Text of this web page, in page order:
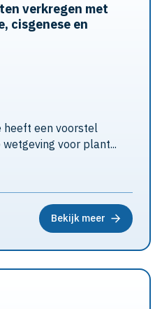
verkregen met
cisgenese en
heeft een voorstel
voor plant...
Bekijk meer